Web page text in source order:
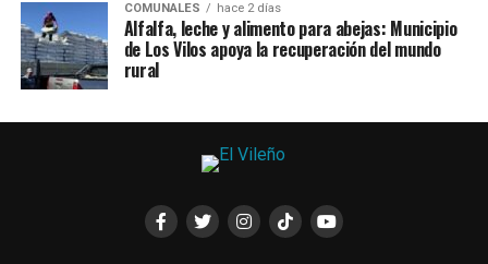
COMUNALES hace 2 días
Alfalfa, leche y alimento para abejas: Municipio
de Los Vilos apoya la recuperación del mundo
rural